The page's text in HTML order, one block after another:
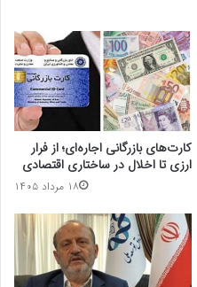
کارت‌های بازرگانی اجاره‌ای؛ از فرار
ارزی تا اخلال در ساختاری اقتصادی
۱۸ مرداد ۱۴۰۵